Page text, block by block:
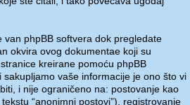
van phpBB softvera dok pregledate
okvira ovog dokumentae koji su
kreirane pomoću phpBB
vaše informacije je ono što vi
i nije ograničeno na: postovanje kao
“anonimni postovi”), registrovanje